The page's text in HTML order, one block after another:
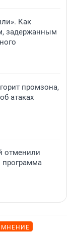
Как
задержанным
промзона,
атаках
отменили
программа
МНЕНИЕ